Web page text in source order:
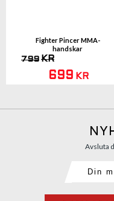
Fighter Pincer MMA-
handskar
799 KR
699 KR
Avsluta